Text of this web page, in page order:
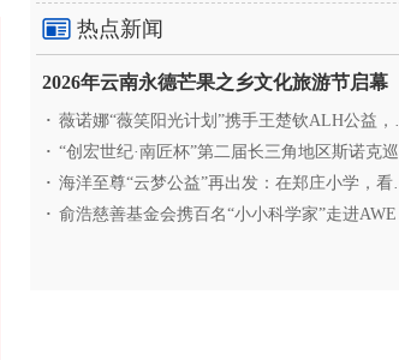
热点新闻
2026年云南永德芒果之乡文化旅游节启幕
· 薇诺娜“薇笑阳光计划”携手王楚钦ALH公益，助力高原乒
· “创宏世纪·南匠杯”第二届长三角地区斯诺克巡回赛（江
· 海洋至尊“云梦公益”再出发：在郑庄小学，看见向善的
· 俞浩慈善基金会携百名“小小科学家”走进AWE 探访追觅